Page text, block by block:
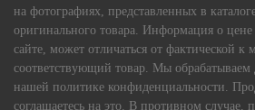
на фотографиях, представленных в
оригинального товара. Информация о цене
сайте, может отличаться от фактической к
соответствующий товар. Мы обрабатываем
нашей политике конфиденциальности.
соглашаетесь на это. В противном случае,